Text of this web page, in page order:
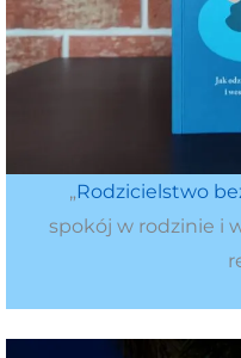
„Rodzicielstwo
spokój w rodzinie i